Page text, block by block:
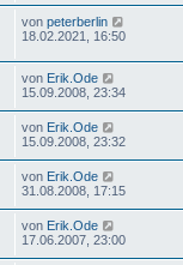
von peterberlin
18.02.2021, 16:50
von Erik.Ode
15.09.2008, 23:34
von Erik.Ode
15.09.2008, 23:32
von Erik.Ode
31.08.2008, 17:15
von Erik.Ode
17.06.2007, 23:00